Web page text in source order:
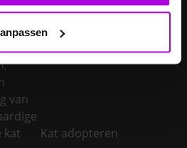
van
kat
Kat adopteren